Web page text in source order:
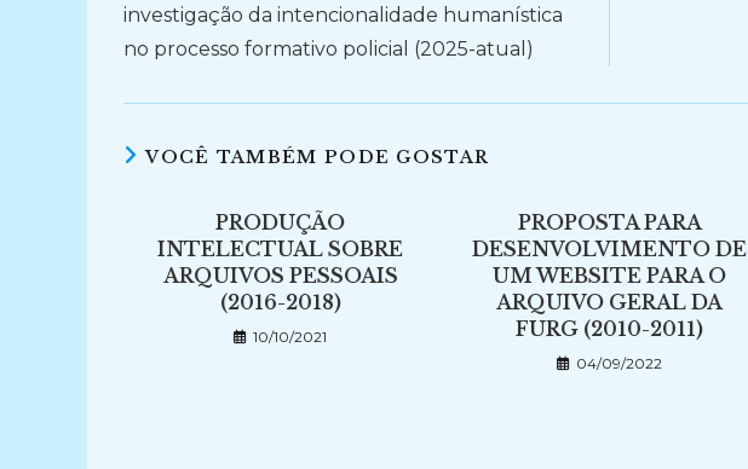
investigação da intencionalidade humanística
no processo formativo policial (2025-atual)
VOCÊ TAMBÉM PODE GOSTAR
PRODUÇÃO
INTELECTUAL SOBRE
ARQUIVOS PESSOAIS
(2016-2018)
10/10/2021
PROPOSTA PARA
DESENVOLVIMENTO DE
UM WEBSITE PARA O
ARQUIVO GERAL DA
FURG (2010-2011)
04/09/2022